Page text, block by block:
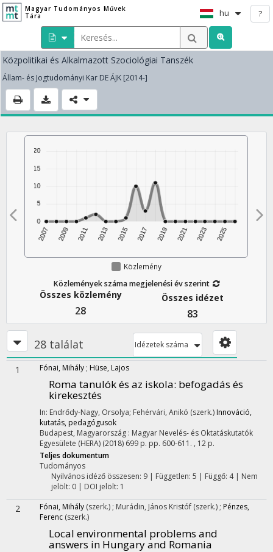
Magyar Tudományos Művek
Tára
hu ?
Közpolitikai és Alkalmazott Szociológiai Tanszék
Állam- és Jogtudományi Kar DE ÁJK [2014-]
Közlemény
Közlemények száma megjelenési év szerint
Összes közlemény
28
Összes idézet
83
28 találat Idézetek száma
1 Fónai, Mihály ; Hüse, Lajos
Roma tanulók és az iskola: befogadás és
kirekesztés
In: Endrődy-Nagy, Orsolya; Fehérvári, Anikó (szerk.) Innováció,
kutatás, pedagógusok
Budapest, Magyarország : Magyar Nevelés- és Oktatáskutatók
Egyesülete (HERA) (2018) 699 p. pp. 600-611. , 12 p.
Teljes dokumentum
Tudományos
Nyilvános idéző összesen: 9| Független: 5 | Függő: 4 | Nem
jelölt: 0 | DOI jelölt: 1
2 Fónai, Mihály (szerk.) ; Murádin, János Kristóf (szerk.) ; Pénzes,
Ferenc (szerk.)
Local environmental problems and
answers in Hungary and Romania